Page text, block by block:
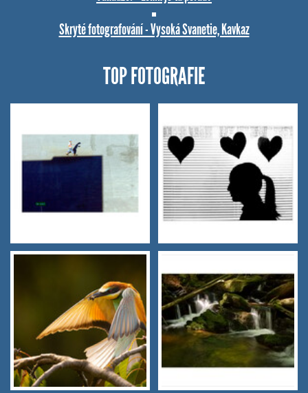
Skryté fotografování - Vysoká Svanetie, Kavkaz
TOP FOTOGRAFIE